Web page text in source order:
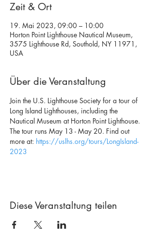
Zeit & Ort
19. Mai 2023, 09:00 – 10:00
Horton Point Lighthouse Nautical Museum,
3575 Lighthouse Rd, Southold, NY 11971,
USA
Über die Veranstaltung
Join the U.S. Lighthouse Society for a tour of
Long Island Lighthouses, including the
Nautical Museum at Horton Point Lighthouse.
The tour runs May 13 - May 20. Find out
more at: https://uslhs.org/tours/LongIsland-
2023
Diese Veranstaltung teilen